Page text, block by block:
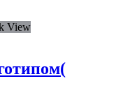
View